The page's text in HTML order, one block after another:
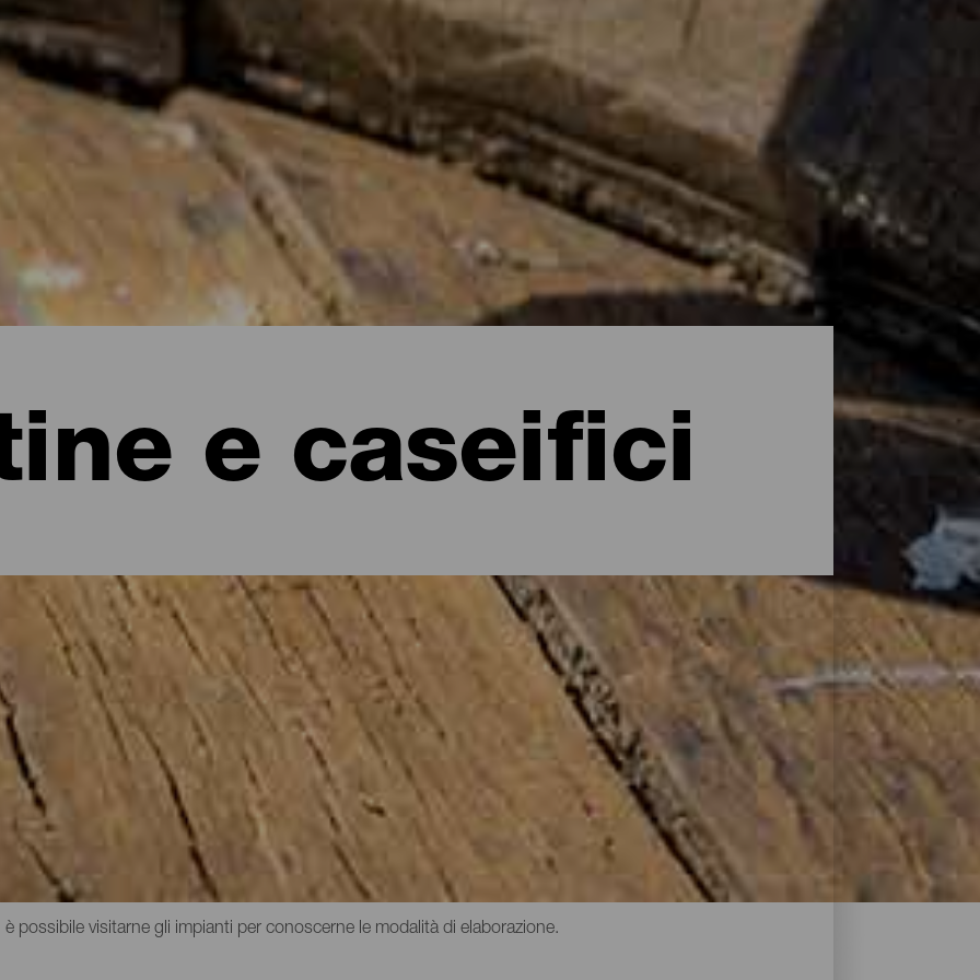
e caseifici
proprio
caratteristici della gastronomia delle Canarie. Parlare dei vini di queste isole significa fare riferimento a
diversi microclimi delle isole, come pure ai drastici sbalzi di altitudine che si producono a distanza di
radicalmente da una zona all'altra. Anche i formaggi delle Canarie sono caratterizzati da una grande
un denominatore comune, ovvero il rispetto dei metodi di produzione tradizionali e caratteristiche
per scoprire tanto sapore è recarsi in alcune delle numerose cantine e dei caseifici delle isole
possibile visitarne gli impianti per conoscerne le modalità di elaborazione.